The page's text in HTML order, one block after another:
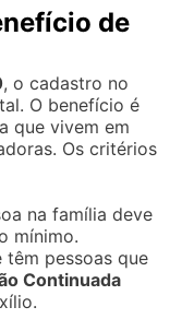
de
, o cadastro no
O benefício é
que vivem em
Os critérios
na família deve
mínimo.
têm pessoas que
Continuada